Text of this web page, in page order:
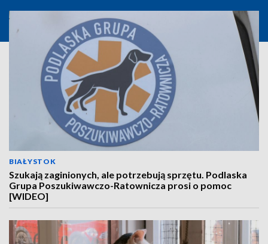
BIAŁYSTOK
Szukają zaginionych, ale potrzebują sprzętu. Podlaska
Grupa Poszukiwawczo-Ratownicza prosi o pomoc
[WIDEO]